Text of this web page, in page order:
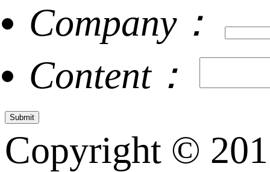
Company：
Content：
Copyright ©